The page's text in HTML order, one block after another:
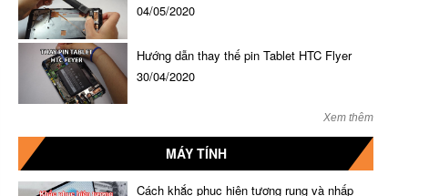
04/05/2020
Hướng dẫn thay thế pin Tablet HTC Flyer
30/04/2020
Xem thêm
MÁY TÍNH
Cách khắc phục hiện tượng rung và nhấp